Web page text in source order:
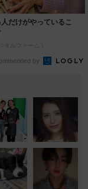
だけがやっているこ
タルファーム )
by